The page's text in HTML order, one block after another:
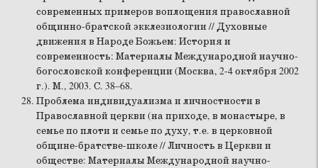
современных примеров воплощения православной
общинно-братской экклезиологии // Духовные
движения в Народе Божьем: История и
современность: Материалы Международной научно-
богословской конференции (Москва, 2-4 октября 2002
г.). М., 2003. С. 38–68.
Проблема индивидуализма и личностности в
Православной церкви (на приходе, в монастыре, в
семье по плоти и семье по духу, т.е. в церковной
общине-братстве-школе // Личность в Церкви и
обществе: Материалы Международной научно-